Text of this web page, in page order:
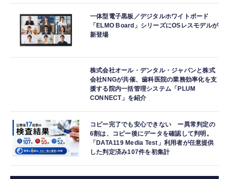
一体型電子黒板／デジタルホワイトボード
「ELMO Board」シリーズにOSレスモデルが
新登場
株式会社オール・デンタル・ジャパンと株式
会社NNGが共催、歯科医院の業務効率化を支
援する院内一括管理システム「PLUM
CONNECT」を紹介
コピー完了でも安心できない ー異常判定の
6割は、コピー後にデータを確認して判明。
「DATA119 Media Test」利用者が任意提供
した判定済み107件を初集計